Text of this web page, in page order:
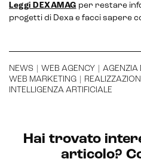
CRM & email
Leggi DEXAMAG per restare
progetti di Dexa e facci sapere
NEWS WEB AGENCY AGENZIA
WEB MARKETING
INTELLIGENZA ARTIFICIALE
Hai trovato
articolo?